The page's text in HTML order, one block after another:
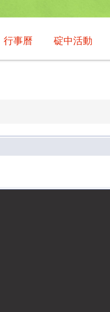
行事曆 碇中活動